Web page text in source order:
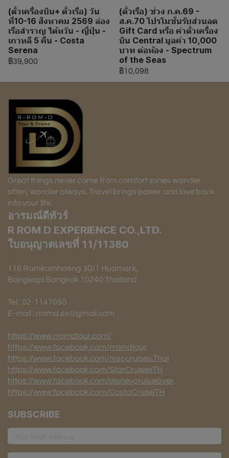
(ตั๋วเครื่องบิน+ ตั๋วเรือ) วัน
ที่10-16 สิงหาคม 2569 ล่อง
เรือสำราญ ไต้หวัน - ญี่ปุ่น -
เกาหลี 5 คืน - Costa
Serena
฿39,900
(ตั๋วเรือ) ช่วง ก.ค.69 -
ส.ค.70 โปรโมชั่นรับส่วนลด
Gift Card หรือ ค่าตั๋วเครื่อง
บิน Central มูลค่า 10,000
บาท ต่อห้อง - Spectrum
of the Seas
฿10,098
Great things never come from comfort zones wander
often, wonder always. Travel brings power and love back
into your life.
อารมณ์ดีทัวร์
R ROM D EXPERIENCE CO.,LTD.
ใบอนุญาตเลขที่ 11/11380
116 Ramkamhaeng 30/1 Huamark,
Bangkapi Bangkok 10240 Thailand
Tel : 02-1147050
E-mail : rromd.ex@gmail.com
https://www.rromdtour.com/
https://www.facebook.com/rromdtour
https://www.facebook.com/msccruises.Thai
https://www.facebook.com/StarCruisesTH
https://www.facebook.com/disneycruiselover
https://www.facebook.com/CostaCruiseTH
SUBSCRIBE